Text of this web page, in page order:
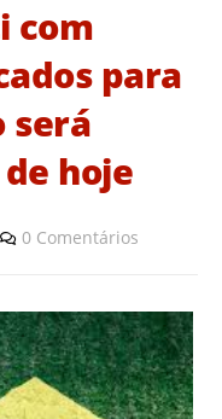
com
para
será
hoje
0 Comentários